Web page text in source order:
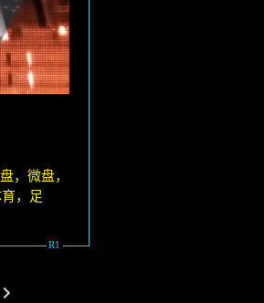
，微盘，
，足